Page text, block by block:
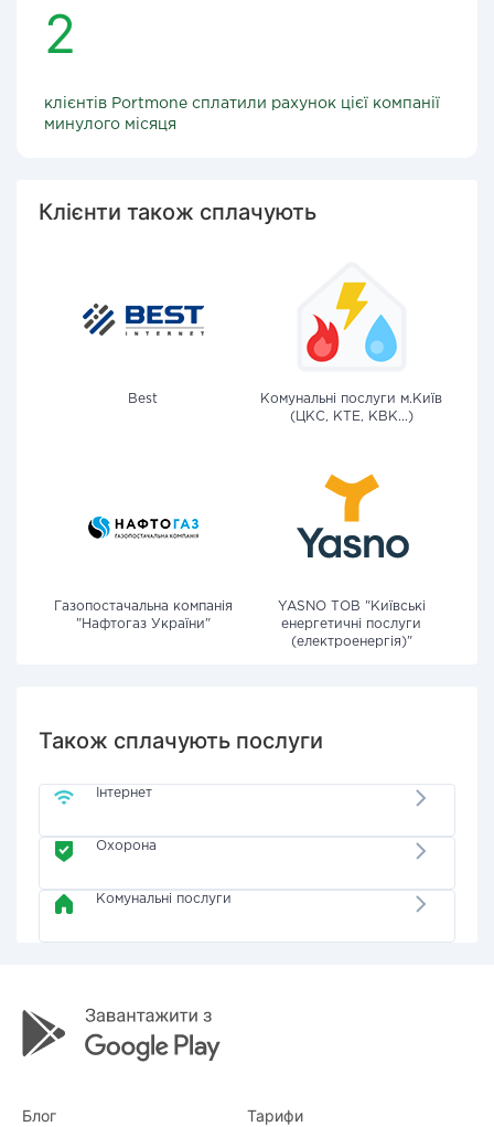
2
клієнтів Portmone сплатили рахунок цієї компанії
минулого місяця
Клієнти також сплачують
Best
Комунальні послуги м.Київ
(ЦКС, КТЕ, КВК...)
Газопостачальна компанія
"Нафтогаз України"
YASNO ТОВ "Київські
енергетичні послуги
(електроенергія)"
Також сплачують послуги
Інтернет
Охорона
Комунальні послуги
Блог Тарифи